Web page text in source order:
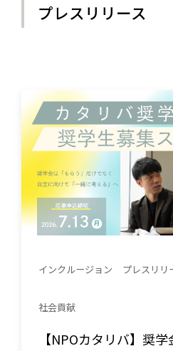
プレスリリース
インクルージョン プレスリリ
社会貢献
【NPOカタリバ】奨